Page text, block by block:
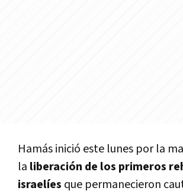
Hamás inició este lunes por la
la liberación de los primeros
israelíes que permanecieron